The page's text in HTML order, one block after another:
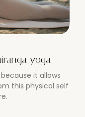
yoga
it allows
this physical self